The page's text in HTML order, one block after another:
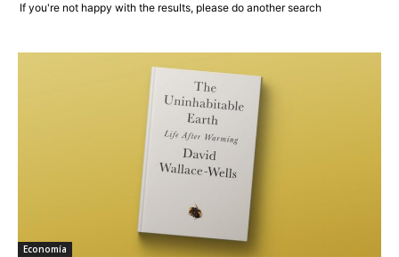
If you're not happy with the results, please do another search
Economía